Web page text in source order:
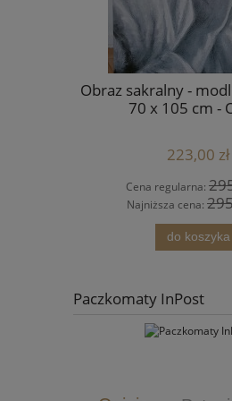
Obraz sakralny -
70 x 105 cm -
223,00 zł
Cena regularna:
Najniższa cena:
do koszyka
Paczkomaty InPost